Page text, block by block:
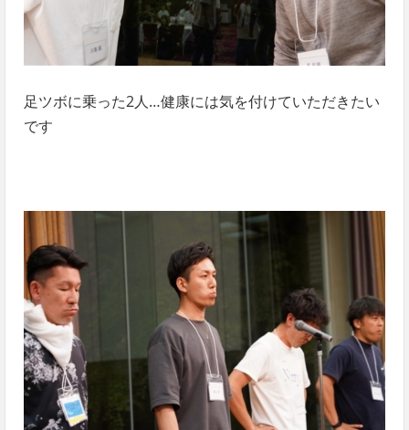
足ツボに乗った2人…健康には気を付けていただきたい
です